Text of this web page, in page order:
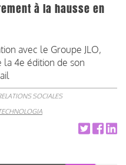
à la hausse en
avec le Groupe JLO,
4e édition de son
SOCIALES